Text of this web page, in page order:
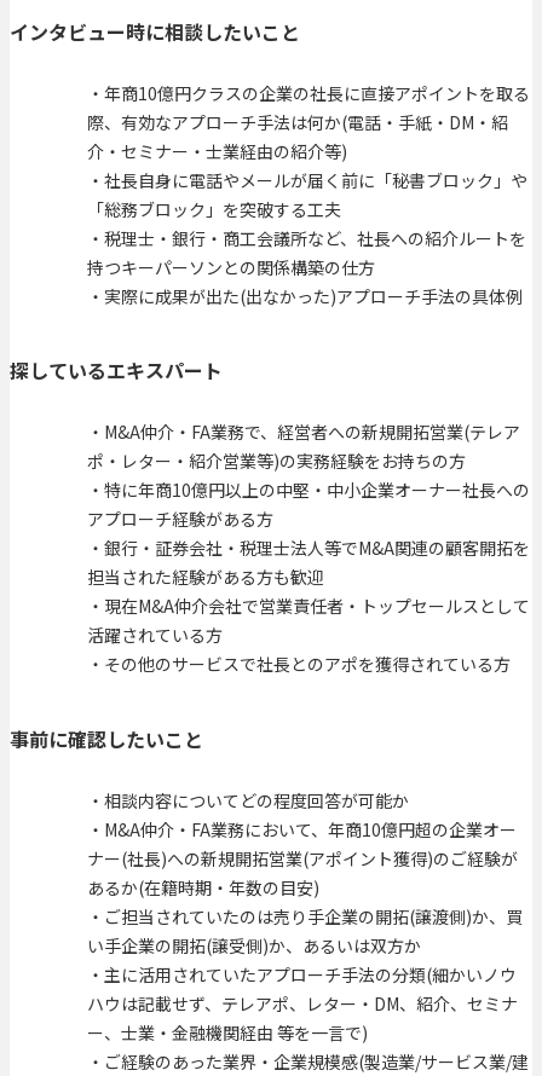
インタビュー時に相談したいこと
・年商10億円クラスの企業の社長に直接アポイントを取る
際、有効なアプローチ手法は何か(電話・手紙・DM・紹
介・セミナー・士業経由の紹介等)
・社長自身に電話やメールが届く前に「秘書ブロック」や
「総務ブロック」を突破する工夫
・税理士・銀行・商工会議所など、社長への紹介ルートを
持つキーパーソンとの関係構築の仕方
・実際に成果が出た(出なかった)アプローチ手法の具体例
探しているエキスパート
・M&A仲介・FA業務で、経営者への新規開拓営業(テレア
ポ・レター・紹介営業等)の実務経験をお持ちの方
・特に年商10億円以上の中堅・中小企業オーナー社長への
アプローチ経験がある方
・銀行・証券会社・税理士法人等でM&A関連の顧客開拓を
担当された経験がある方も歓迎
・現在M&A仲介会社で営業責任者・トップセールスとして
活躍されている方
・その他のサービスで社長とのアポを獲得されている方
事前に確認したいこと
・相談内容についてどの程度回答が可能か
・M&A仲介・FA業務において、年商10億円超の企業オー
ナー(社長)への新規開拓営業(アポイント獲得)のご経験が
あるか(在籍時期・年数の目安)
・ご担当されていたのは売り手企業の開拓(譲渡側)か、買
い手企業の開拓(譲受側)か、あるいは双方か
・主に活用されていたアプローチ手法の分類(細かいノウ
ハウは記載せず、テレアポ、レター・DM、紹介、セミナ
ー、士業・金融機関経由 等を一言で)
・ご経験のあった業界・企業規模感(製造業/サービス業/建